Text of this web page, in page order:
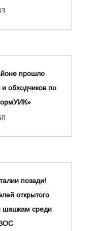
прошло
обходчиков по
позади!
открытого
шашкам среди